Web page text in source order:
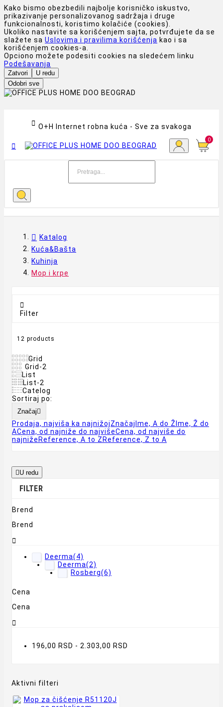
Kako bismo obezbedili najbolje korisničko iskustvo,
prikazivanje personalizovanog sadržaja i druge
funkcionalnosti, koristimo kolačiće (cookies).
Ukoliko nastavite sa korišćenjem sajta, potvrđujete da se
slažete sa Uslovima i pravilima korišćenja kao i sa
korišćenjem cookies-a.
Opciono možete podesiti cookies na sledećem linku
Podešavanja
Zatvori
U redu
Odobri sve
 O+H Internet robna kuća - Sve za svakoga

0
Katalog
Kuća&Bašta
Kuhinja
Mop i krpe

Filter
12 products
Grid
Grid-2
List
List-2
Catelog
Sortiraj po:
Značaj 
Prodaja, najviša ka najnižojZnačaj Ime, A do Ž Ime, Ž do
ACena, od najniže do najvišeCena, od najviše do
najniže Reference, A to Z Reference, Z to A
 U redu
FILTER
Brend
Brend

Deerma(4)
Deerma(2)
Rosberg(6)
Cena
Cena

196,00 RSD - 2.303,00 RSD
Aktivni filteri